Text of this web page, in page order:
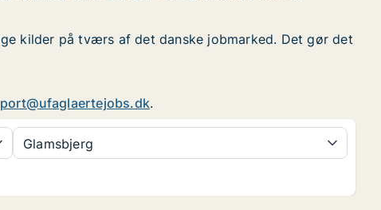
kilder på tværs af det danske jobmarked. Det gør det
.
Glamsbjerg